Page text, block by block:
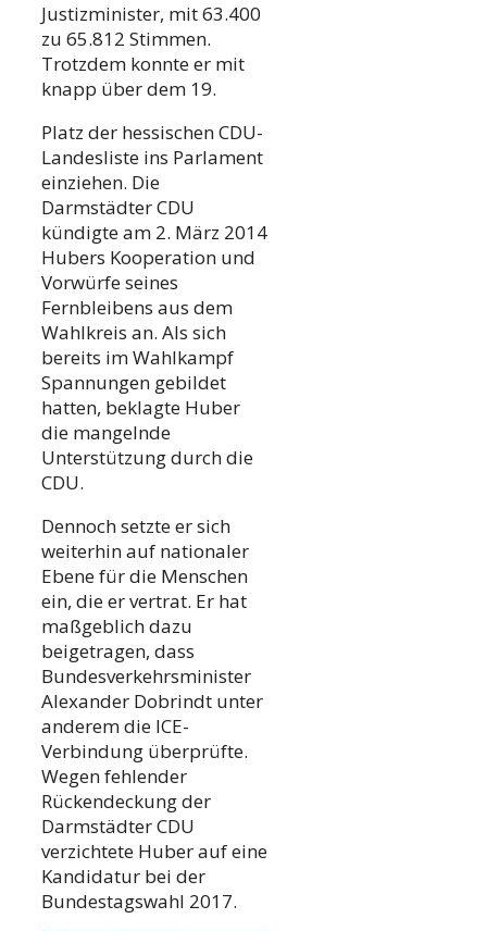
Justizminister, mit 63.400
zu 65.812 Stimmen.
Trotzdem konnte er mit
knapp über dem 19.
Platz der hessischen CDU-
Landesliste ins Parlament
einziehen. Die
Darmstädter CDU
kündigte am 2. März 2014
Hubers Kooperation und
Vorwürfe seines
Fernbleibens aus dem
Wahlkreis an. Als sich
bereits im Wahlkampf
Spannungen gebildet
hatten, beklagte Huber
die mangelnde
Unterstützung durch die
CDU.
Dennoch setzte er sich
weiterhin auf nationaler
Ebene für die Menschen
ein, die er vertrat. Er hat
maßgeblich dazu
beigetragen, dass
Bundesverkehrsminister
Alexander Dobrindt unter
anderem die ICE-
Verbindung überprüfte.
Wegen fehlender
Rückendeckung der
Darmstädter CDU
verzichtete Huber auf eine
Kandidatur bei der
Bundestagswahl 2017.